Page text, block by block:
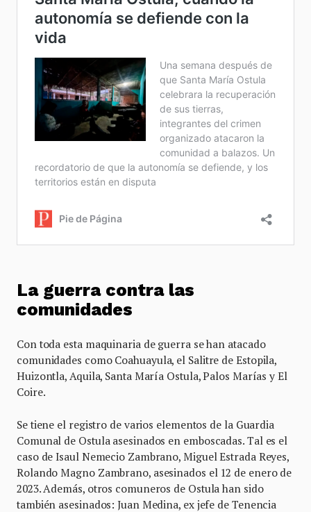
La guerra contra las
comunidades
Con toda esta maquinaria de guerra se han atacado
comunidades como Coahuayula, el Salitre de Estopila,
Huizontla, Aquila, Santa María Ostula, Palos Marías y El
Coire.
Se tiene el registro de varios elementos de la Guardia
Comunal de Ostula asesinados en emboscadas. Tal es el
caso de Isaul Nemecio Zambrano, Miguel Estrada Reyes,
Rolando Magno Zambrano, asesinados el 12 de enero de
2023. Además, otros comuneros de Ostula han sido
también asesinados: Juan Medina, ex jefe de Tenencia